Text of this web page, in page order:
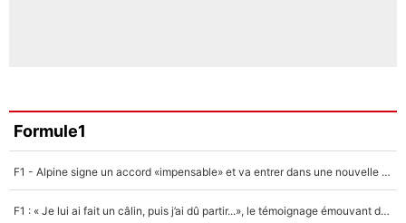
Formule1
F1 - Alpine signe un accord «impensable» et va entrer dans une nouvelle dimension : Grande nouvelle pour Pierre Gasly !
F1 : « Je lui ai fait un câlin, puis j’ai dû partir...», le témoignage émouvant de Max Verstappen sur sa fille